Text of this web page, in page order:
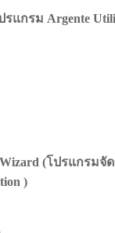
รแกรม Argente
(โปรแกรมจั
)